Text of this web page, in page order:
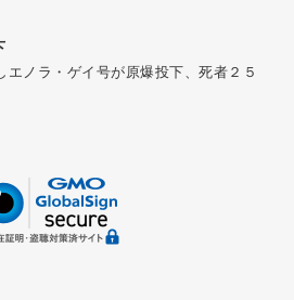
エノラ・ゲイ号が原爆投下、死者２５